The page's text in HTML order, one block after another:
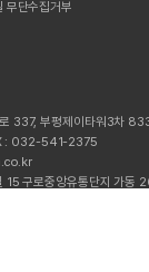
무단수집거부
337, 부평제이타워3차
: 032-541-2375
15 구로중앙유통단지 가동